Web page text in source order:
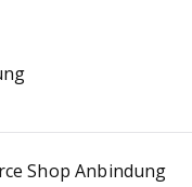
Shop Anbindung